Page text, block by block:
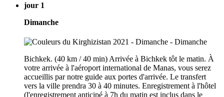
jour 1
Dimanche
Bichkek. (40 km / 40 min) Arrivée à Bichkek tôt le matin. À
votre arrivée à l'aéroport international de Manas, vous serez
accueillis par notre guide aux portes d'arrivée. Le transfert
vers la ville prendra 30 à 40 minutes. Enregistrement à l'hôtel
(l'enregistrement anticipé à 7h du matin est inclus dans le